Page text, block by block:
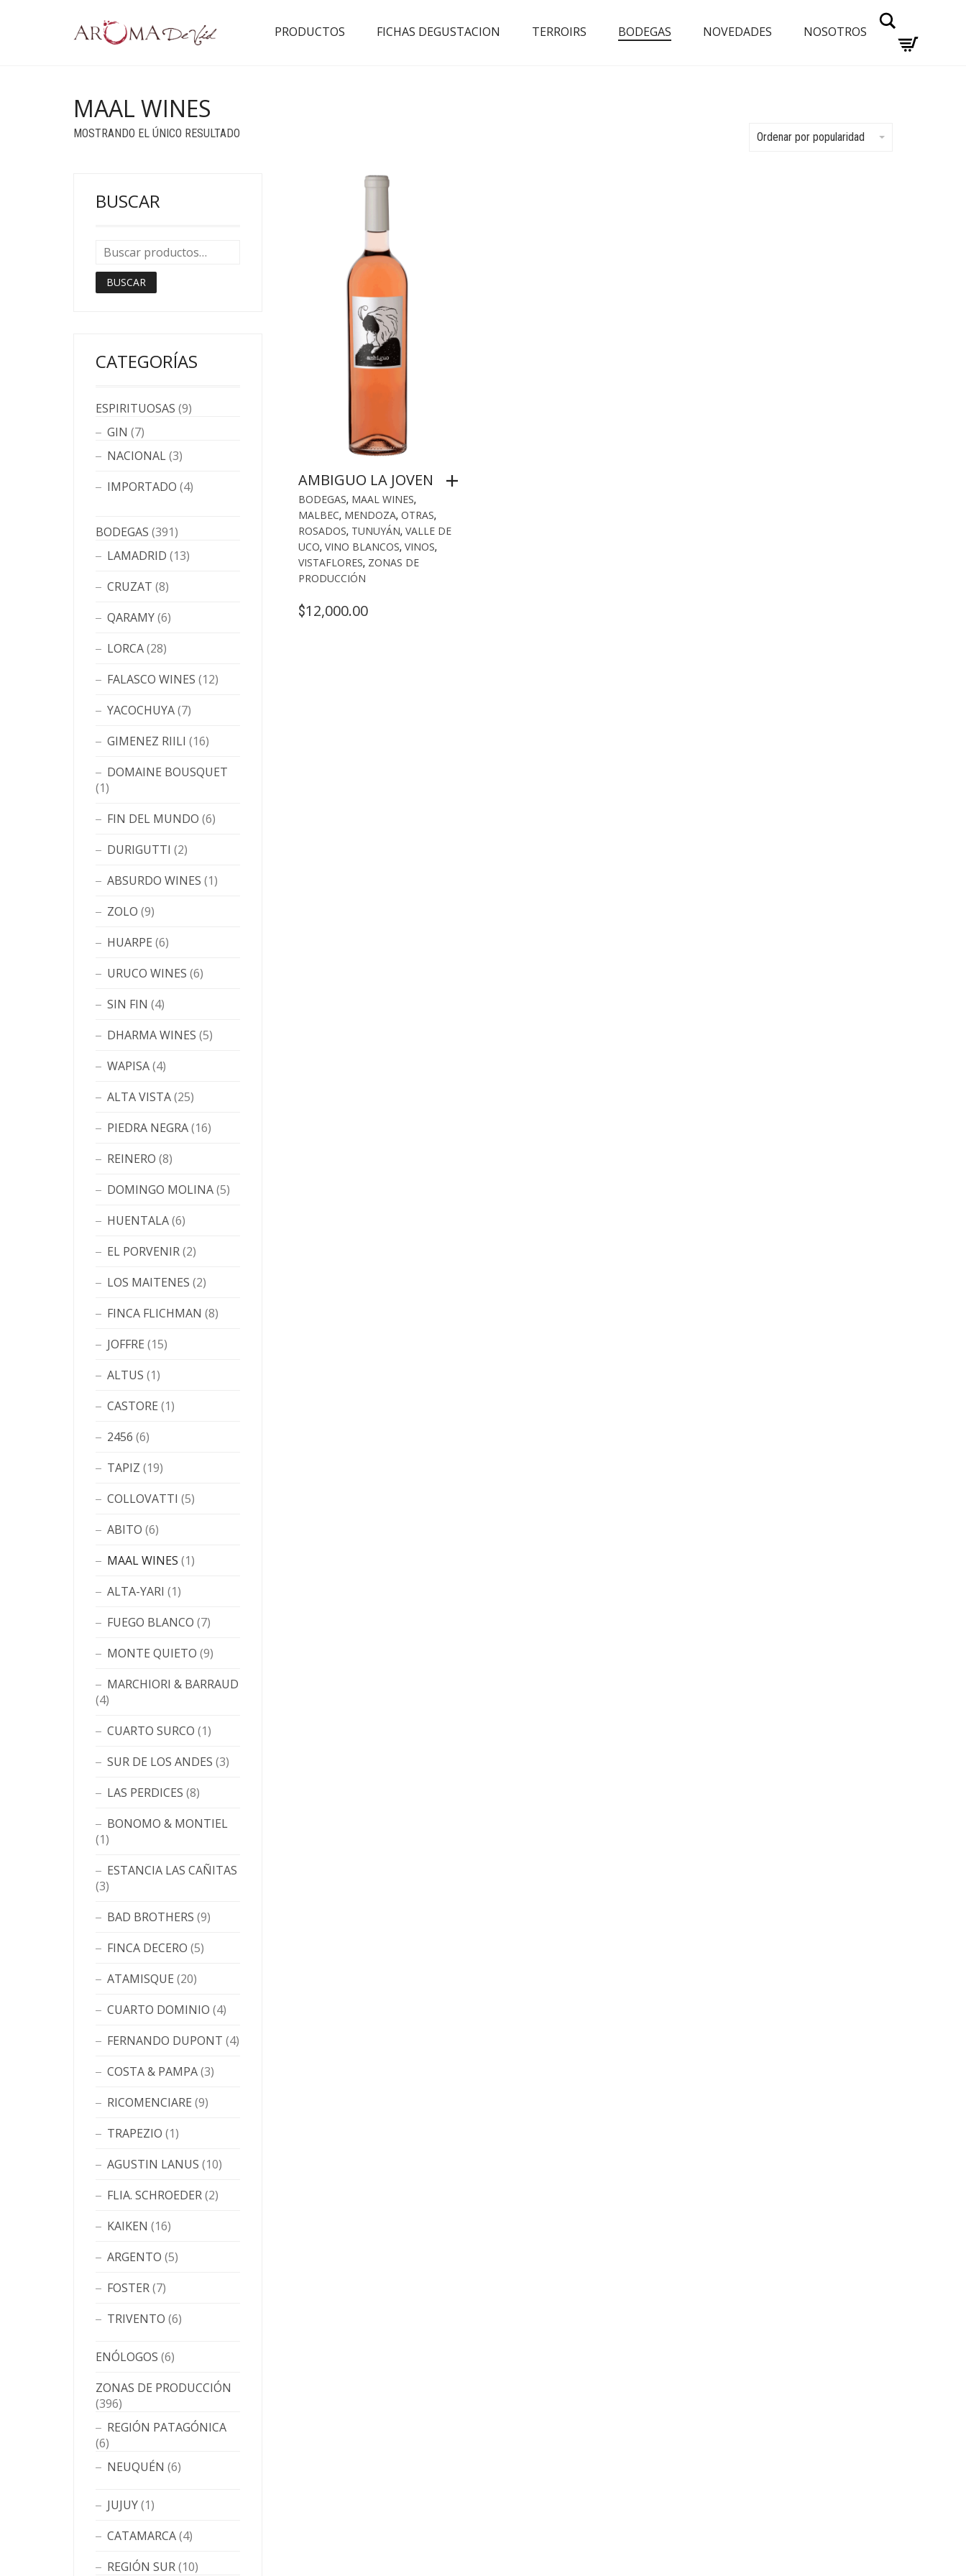
PRODUCTOS FICHAS DEGUSTACION TERROIRS BODEGAS NOVEDADES NOSOTROS
MAAL WINES
MOSTRANDO EL ÚNICO RESULTADO Ordenar por popularidad
AMBIGUO LA JOVEN
BODEGAS, MAAL WINES,
MALBEC, MENDOZA, OTRAS,
ROSADOS, TUNUYÁN, VALLE DE
UCO, VINO BLANCOS, VINOS,
VISTAFLORES, ZONAS DE
PRODUCCIÓN
$12,000.00
BUSCAR
BUSCAR
CATEGORÍAS
ESPIRITUOSAS (9)
GIN (7)
NACIONAL(3)
IMPORTADO (4)
BODEGAS (391)
LAMADRID (13)
CRUZAT (8)
QARAMY(6)
LORCA(28)
FALASCO WINES (12)
YACOCHUYA(7)
GIMENEZ RIILI (16)
DOMAINE BOUSQUET
(1)
FIN DEL MUNDO (6)
DURIGUTTI (2)
ABSURDO WINES (1)
ZOLO (9)
HUARPE (6)
URUCO WINES (6)
SIN FIN (4)
DHARMA WINES (5)
WAPISA(4)
ALTA VISTA(25)
PIEDRA NEGRA(16)
REINERO (8)
DOMINGO MOLINA(5)
HUENTALA(6)
EL PORVENIR(2)
LOS MAITENES (2)
FINCA FLICHMAN (8)
JOFFRE (15)
ALTUS (1)
CASTORE (1)
2456 (6)
TAPIZ (19)
COLLOVATTI (5)
ABITO (6)
MAAL WINES (1)
ALTA-YARI (1)
FUEGO BLANCO (7)
MONTE QUIETO (9)
MARCHIORI & BARRAUD
(4)
CUARTO SURCO (1)
SUR DE LOS ANDES (3)
LAS PERDICES (8)
BONOMO & MONTIEL
(1)
ESTANCIA LAS CAÑITAS
(3)
BAD BROTHERS (9)
FINCA DECERO (5)
ATAMISQUE (20)
CUARTO DOMINIO (4)
FERNANDO DUPONT (4)
COSTA & PAMPA(3)
RICOMENCIARE (9)
TRAPEZIO (1)
AGUSTIN LANUS (10)
FLIA. SCHROEDER(2)
KAIKEN (16)
ARGENTO (5)
FOSTER(7)
TRIVENTO (6)
ENÓLOGOS (6)
ZONAS DE PRODUCCIÓN
(396)
REGIÓN PATAGÓNICA
(6)
NEUQUÉN (6)
JUJUY(1)
CATAMARCA(4)
REGIÓN SUR(10)